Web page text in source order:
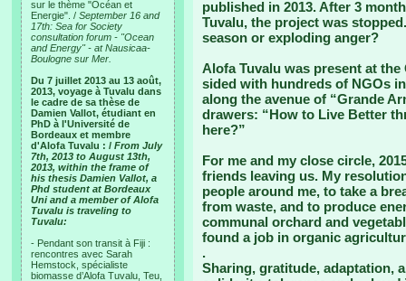
sur le thème "Océan et
Energie". / September 16 and
17th: Sea for Society
consultation forum - "Ocean
and Energy" - at Nausicaa-
Boulogne sur Mer.
Du 7 juillet 2013 au 13 août,
2013, voyage à Tuvalu dans
le cadre de sa thèse de
Damien Vallot, étudiant en
PhD à l'Université de
Bordeaux et membre
d'Alofa Tuvalu : / From July
7th, 2013 to August 13th,
2013, within the frame of
his thesis Damien Vallot, a
Phd student at Bordeaux
Uni and a member of Alofa
Tuvalu is traveling to
Tuvalu:
- Pendant son transit à Fiji :
rencontres avec Sarah
Hemstock, spécialiste
biomasse d’Alofa Tuvalu, Teu,
published in 2013. After 3
Tuvalu, the project was
season or exploding anger?
Alofa Tuvalu was present at
sided with hundreds of NGOs
along the avenue of “Grande
drawers: “How to Live Better
here?”
For me and my close circle,
friends leaving us. My
people around me, to take a
from waste, and to produce
communal orchard and
found a job in organic
.
Sharing, gratitude, adaptation,